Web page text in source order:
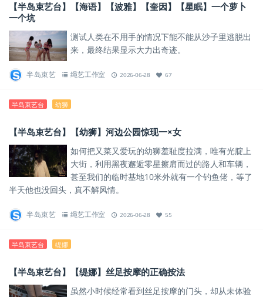
【半岛束艺台】【海语】【波雅】【奎因】【星眠】一个萝卜
一个坑
测试人类在不用手的情况下能不能从沙子里逃脱出
来，最终结果显示大力出奇迹。
半岛束艺 绳艺工作室 2026-06-28 67
半岛束艺台 幼狮
【半岛束艺台】【幼狮】河边公园惊现一×女
如何把又菜又爱玩的幼狮羞耻度拉满，唯有光腚上
大街，利用黑夜邂逅零星擦肩而过的路人和车辆，
甚至我们的临时基地10米外就有一个钓鱼佬，等了
半天他也没回头，真不解风情。
半岛束艺 绳艺工作室 2026-06-28 55
半岛束艺台 缇娜
【半岛束艺台】【缇娜】丝足按摩的正确按法
虽然小时候经常看到丝足按摩的门头，却从未体验